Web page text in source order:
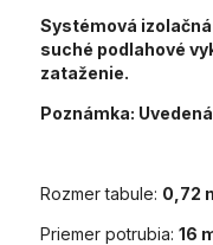
Systémová
suché podlahové
zataženie.
Poznámka:
Rozmer tabule: 0,72
Priemer potrubia: 16